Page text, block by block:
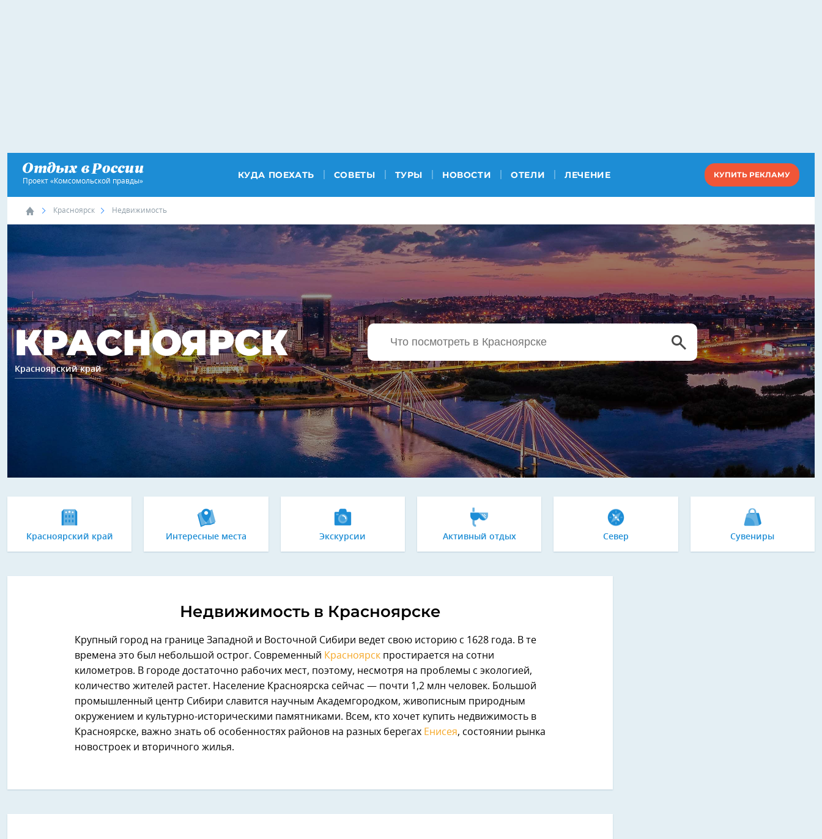
Проект «Комсомольской правды»
КУДА ПОЕХАТЬ СОВЕТЫ ТУРЫ НОВОСТИ ОТЕЛИ ЛЕЧЕНИЕ КУПИТЬ РЕКЛАМУ
Красноярск Недвижимость
КРАСНОЯРСК
Красноярский край
Красноярский край Интересные места Экскурсии Активный отдых Север Сувениры
Недвижимость в Красноярске
Крупный город на границе Западной и Восточной Сибири ведет свою историю с 1628 года. В те
времена это был небольшой острог. Современный Красноярск простирается на сотни
километров. В городе достаточно рабочих мест, поэтому, несмотря на проблемы с экологией,
количество жителей растет. Население Красноярска сейчас — почти 1,2 млн человек. Большой
промышленный центр Сибири славится научным Академгородком, живописным природным
окружением и культурно-историческими памятниками. Всем, кто хочет купить недвижимость в
Красноярске, важно знать об особенностях районов на разных берегах Енисея, состоянии рынка
новостроек и вторичного жилья.